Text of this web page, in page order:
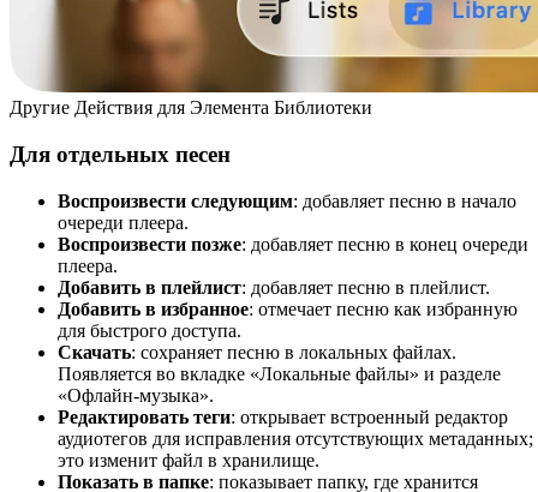
Другие Действия для Элемента Библиотеки
Для отдельных песен
Воспроизвести следующим: добавляет песню в начало
очереди плеера.
Воспроизвести позже: добавляет песню в конец очереди
плеера.
Добавить в плейлист: добавляет песню в плейлист.
Добавить в избранное: отмечает песню как избранную
для быстрого доступа.
Скачать: сохраняет песню в локальных файлах.
Появляется во вкладке «Локальные файлы» и разделе
«Офлайн-музыка».
Редактировать теги: открывает встроенный редактор
аудиотегов для исправления отсутствующих метаданных;
это изменит файл в хранилище.
Показать в папке: показывает папку, где хранится